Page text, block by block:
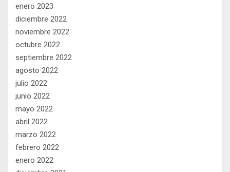
enero 2023
diciembre 2022
noviembre 2022
octubre 2022
septiembre 2022
agosto 2022
julio 2022
junio 2022
mayo 2022
abril 2022
marzo 2022
febrero 2022
enero 2022